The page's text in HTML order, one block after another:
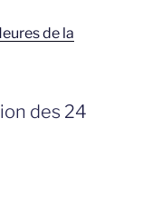
de la
des 24